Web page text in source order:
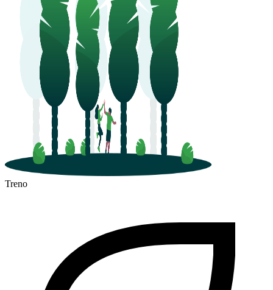
Treno